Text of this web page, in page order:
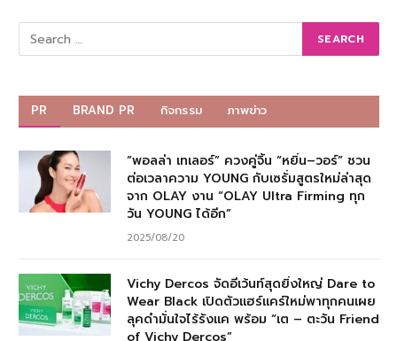
PR BRAND PR กิจกรรม ภาพข่าว
“พอลล่า เทเลอร์” ควงคู่จิ้น “หยิ่น–วอร์” ชวน
ต่อเวลาความ YOUNG กับเซรั่มสูตรใหม่ล่าสุด
จาก OLAY งาน “OLAY Ultra Firming ทุก
วัน YOUNG ได้อีก”
2025/08/20
Vichy Dercos จัดอีเว้นท์สุดยิ่งใหญ่ Dare to
Wear Black เปิดตัวแฮร์แคร์ใหม่พาทุกคนเผย
ลุคดำมั่นใจไร้รังแค พร้อม “เต – ตะวัน Friend
of Vichy Dercos”